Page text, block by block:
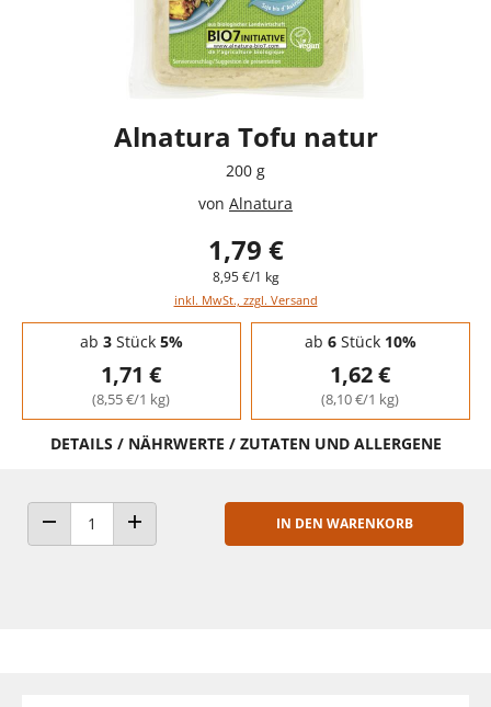
Alnatura Tofu natur
200 g
von Alnatura
1,79 €
8,95 €/1 kg
inkl. MwSt., zzgl. Versand
Staffelpreise - Mengenrabatt
ab 3Stück 5%
1,71 €
(8,55 €/1 kg)
ab 6Stück 10%
1,62 €
(8,10 €/1 kg)
DETAILS / NÄHRWERTE / ZUTATEN UND ALLERGENE
ANZAHL VERRINGERNANZAHL ERHÖHEN
IN DEN WARENKORB